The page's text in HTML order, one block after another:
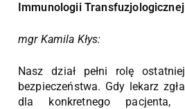
Immunologii
mgr Kamila Kłys:
Nasz dział pełni rolę
bezpieczeństwa. Gdy lekarz
dla konkretnego pacjenta,